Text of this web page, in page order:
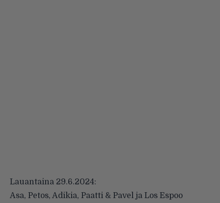
Lauantaina 29.6.2024:
Asa, Petos, Adikia, Paatti & Pavel ja Los Espoo